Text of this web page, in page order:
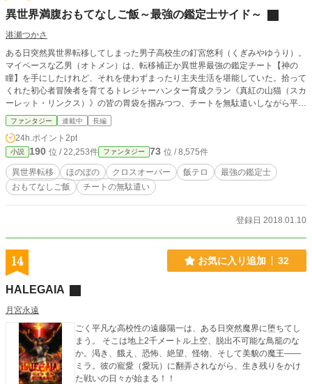
異世界満腹おもてなしご飯～最強の鑑定士サイド～
港瀬つかさ
ある日突然異世界転移してしまった男子高校生の釘宮悠利（くぎみやゆうり）。
マイペースな乙男（オトメン）は、転移補正か異世界最強の鑑定チート【神の
瞳】を手にしたけれど、それを使わずまったり主夫生活を堪能していた。拾って
くれた初心者冒険者を育てるトレジャーハンター育成クラン《真紅の山猫（スカ
ーレット・リンクス）》の皆の胃袋を掴みつつ、チートを無駄遣いしながら平和
な（？）日々を過ごしていた。 そんなある日、庭に突然現れた不思議な扉。そ
の扉の向こうから現れたのは、……別の世界に異世界転移した日本人！？ ここ
とは別の異世界に聖女召喚された聖女の妹ひよりと、彼女と一緒に家ごと召喚さ
れた姉の茜。聖女を頑張る天真爛漫な妹と、彼女を愛情たっぷりの手料理で支え
る姉。そんな仲良し姉妹と周囲の人々が、不思議な扉をくぐってやってくる。
二つの世界を繋ぐ不思議な扉。満月に影響されて出現するその扉を通って、二つ
の世界に転移した日本人たちの、まったりほのぼのな交流が始まるのだっ
ncode.syosetu.com/n7216dr/） 異世界おもてなしご飯～巻き込まれおさんどん
ライフ～ 著：忍丸（https://ncode.syosetu.com/n6332dr/） ☆クロスオーバー
別視点☆ ※基本設定のみ共通の並行世界なので、片方ずつで読めます。 あち
らの世界にうちの子たちがお邪魔しております。 異世界満腹おもてなしご飯～
おもてなしご飯サイド～（ncode.syosetu.com/n5633em/ ）
ファンタジー 連載中 長編
24h.ポイント 2pt
小説 190 位 / 22,253件 ファンタジー 73 位 / 8,575件
異世界転移 ほのぼの クロスオーバー 飯テロ
最強の鑑定士
おもてなしご飯
チートの無駄遣い
登録日 2018.01.10
14 お気に入り追加 32
HALEGAIA
月宮永遠
ごく平凡な高校性の遠藤陽一は、ある日突然魔界に堕ちてし
まう。 そこは地上2千メートル上空、脱出不可能な鳥籠のな
か。渇き、餓え、恐怖、絶望、怪物、そして美貌の魔王――
ミラ。彼の寵愛（愛玩）に翻弄されながら、生き残りをかけ
た戦いの日々が始まる！！